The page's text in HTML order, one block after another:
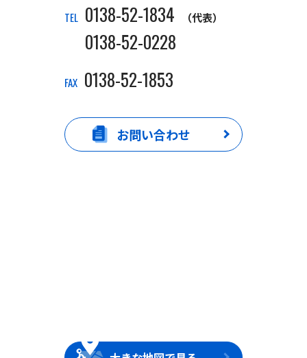
TEL 0138-52-1834 （代表）
0138-52-0228
FAX 0138-52-1853
お問い合わせ